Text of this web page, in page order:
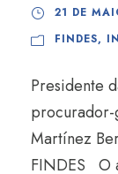
21 DE
FINDES,
Presidente
procurador-
Martínez
FINDES O